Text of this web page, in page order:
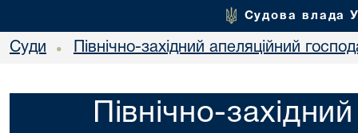
Судова влада
Суди • Північно-західний апеляційний
Північно-